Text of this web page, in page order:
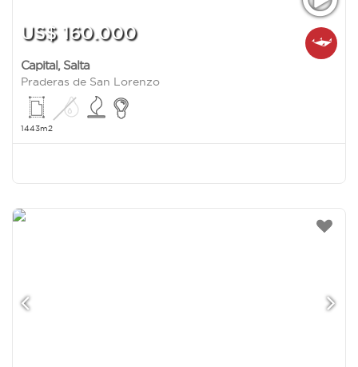
US$ 160.000
Capital, Salta
Praderas de San Lorenzo
1443m2